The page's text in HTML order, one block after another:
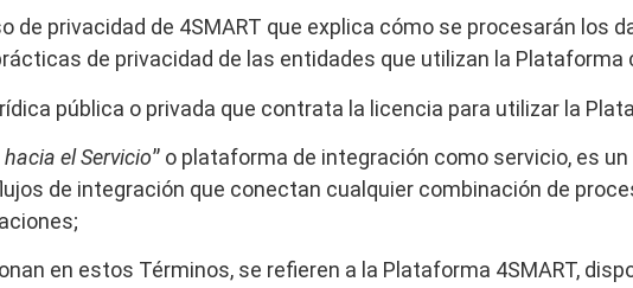
de privacidad de 4SMART que explica cómo se procesarán los
de privacidad de las entidades que utilizan la
pública o privada que contrata la licencia para utilizar la
hacia elServicioˮ o plataforma de integración como servicio, es
de integración que conectan cualquier combinación de
en estos Términos, se refieren a la Plataforma 4SMART,